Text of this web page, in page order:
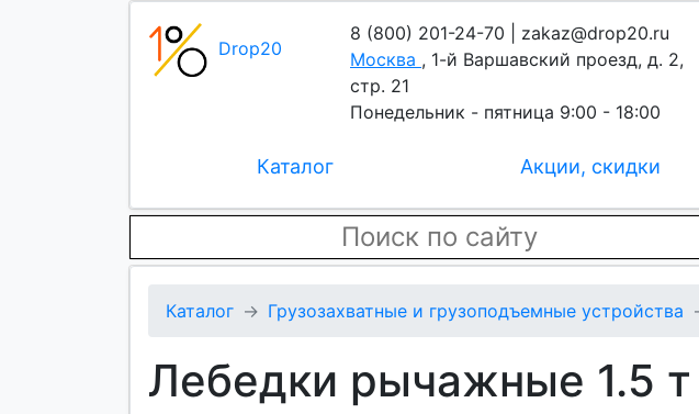
Drop20
8 (800) 201-24-70 | zakaz@drop20.ru
Москва , 1-й Варшавский проезд, д. 2,
стр. 21
Понедельник - пятница 9:00 - 18:00
Каталог Акции, скидки
Каталог Грузозахватные и грузоподъемные устройства
Лебедки рычажные 1.5 т